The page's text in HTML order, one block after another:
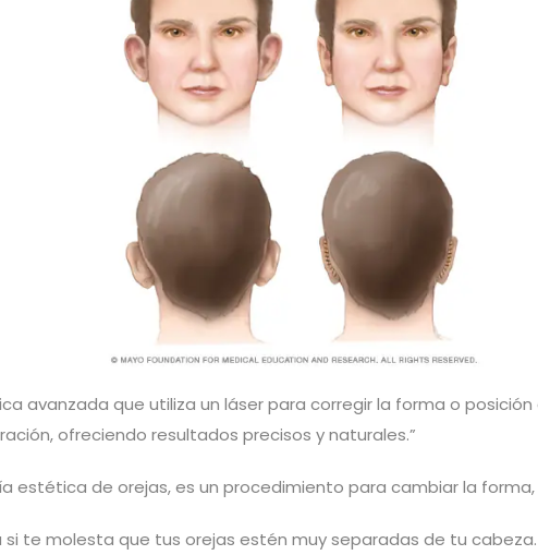
avanzada que utiliza un láser para corregir la forma o
ofreciendo resultados precisos y naturales.”
estética de orejas, es un procedimiento para cambiar la
te molesta que tus orejas estén muy separadas de tu